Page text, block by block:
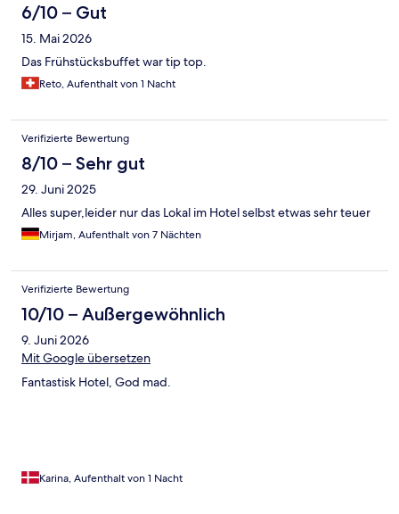
6/10 – Gut
15. Mai 2026
Das Frühstücksbuffet war tip top.
Reto, Aufenthalt von 1 Nacht
Verifizierte Bewertung
8/10 – Sehr gut
29. Juni 2025
Alles super,leider nur das Lokal im Hotel selbst etwas sehr teuer
Mirjam, Aufenthalt von 7 Nächten
Verifizierte Bewertung
10/10 – Außergewöhnlich
9. Juni 2026
Mit Google übersetzen
Fantastisk Hotel, God mad.
Karina, Aufenthalt von 1 Nacht